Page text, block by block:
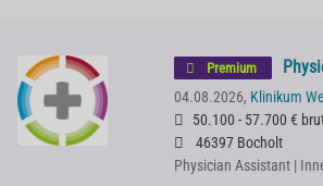
Premium
04.08.2026, Klinikum
50.100 - 57.700 €
46397 Bocholt
Physician Assistant |